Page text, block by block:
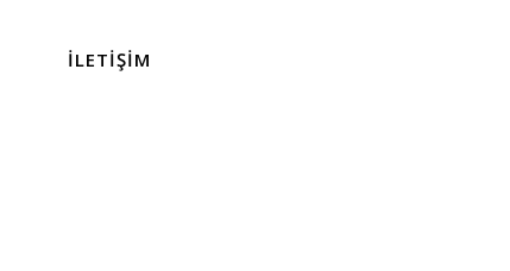
İLETIŞIM